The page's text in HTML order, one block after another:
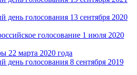
день голосования 13 сентября 2020
голосование 1 июля 2020
22 марта 2020 года
день голосования 8 сентября 2019